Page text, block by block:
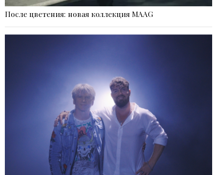
После цветения: новая коллекция MAAG